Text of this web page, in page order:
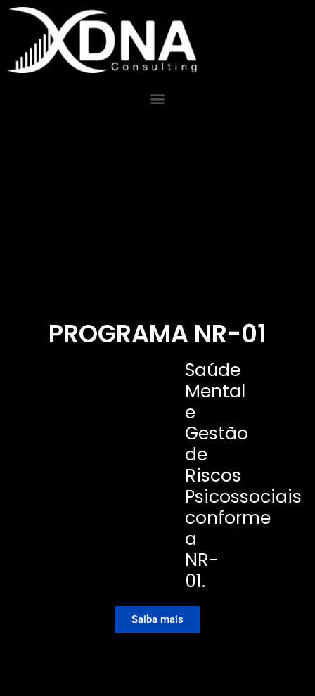
PROGRAMA NR-01
Saúde
Mental
e
Gestão
de
Riscos
Psicossociais
conforme
a
NR-
01.
Saiba mais